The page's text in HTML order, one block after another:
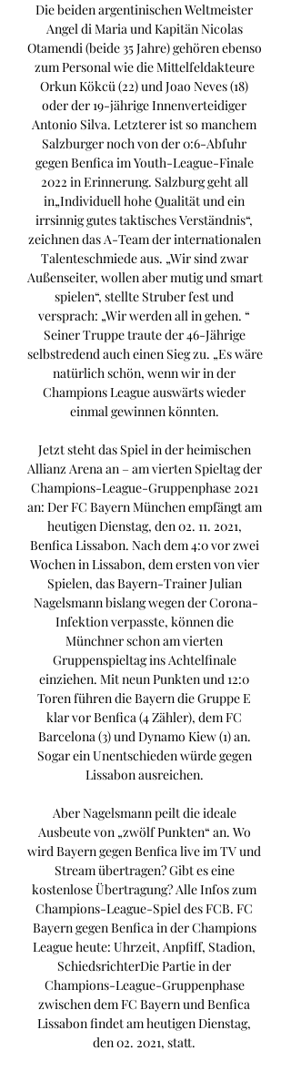
Die beiden argentinischen Weltmeister
Angel di Maria und Kapitän Nicolas
Otamendi (beide 35 Jahre) gehören ebenso
zum Personal wie die Mittelfeldakteure
Orkun Kökcü (22) und Joao Neves (18)
oder der 19-jährige Innenverteidiger
Antonio Silva. Letzterer ist so manchem
Salzburger noch von der 0:6-Abfuhr
gegen Benfica im Youth-League-Finale
2022 in Erinnerung. Salzburg geht all
in„Individuell hohe Qualität und ein
irrsinnig gutes taktisches Verständnis“,
zeichnen das A-Team der internationalen
Talenteschmiede aus. „Wir sind zwar
Außenseiter, wollen aber mutig und smart
spielen“, stellte Struber fest und
versprach: „Wir werden all in gehen. “
Seiner Truppe traute der 46-Jährige
selbstredend auch einen Sieg zu. „Es wäre
natürlich schön, wenn wir in der
Champions League auswärts wieder
einmal gewinnen könnten.
Jetzt steht das Spiel in der heimischen
Allianz Arena an – am vierten Spieltag der
Champions-League-Gruppenphase 2021
an: Der FC Bayern München empfängt am
heutigen Dienstag, den 02. 11. 2021,
Benfica Lissabon. Nach dem 4:0 vor zwei
Wochen in Lissabon, dem ersten von vier
Spielen, das Bayern-Trainer Julian
Nagelsmann bislang wegen der Corona-
Infektion verpasste, können die
Münchner schon am vierten
Gruppenspieltag ins Achtelfinale
einziehen. Mit neun Punkten und 12:0
Toren führen die Bayern die Gruppe E
klar vor Benfica (4 Zähler), dem FC
Barcelona (3) und Dynamo Kiew (1) an.
Sogar ein Unentschieden würde gegen
Lissabon ausreichen.
Aber Nagelsmann peilt die ideale
Ausbeute von „zwölf Punkten“ an. Wo
wird Bayern gegen Benfica live im TV und
Stream übertragen? Gibt es eine
kostenlose Übertragung? Alle Infos zum
Champions-League-Spiel des FCB. FC
Bayern gegen Benfica in der Champions
League heute: Uhrzeit, Anpfiff, Stadion,
SchiedsrichterDie Partie in der
Champions-League-Gruppenphase
zwischen dem FC Bayern und Benfica
Lissabon findet am heutigen Dienstag,
den 02. 2021, statt.